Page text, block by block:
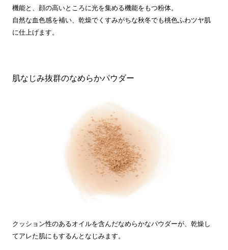
機能と、顔の高いところに光を集める機能をもつ粉体。
自然な血色感を補い、乾燥でくすみがちな秋冬でも桃色ふわツヤ肌
に仕上げます。
肌なじみ抜群のなめらかパウダー
クッション性のあるオイルを含んだなめらかなパウダーが、乾燥し
てアレた肌にもするんとなじみます。